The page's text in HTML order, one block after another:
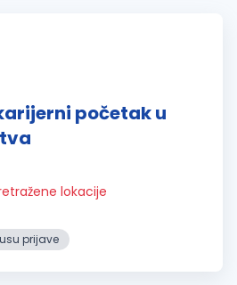
početak u
lokacije
prijave